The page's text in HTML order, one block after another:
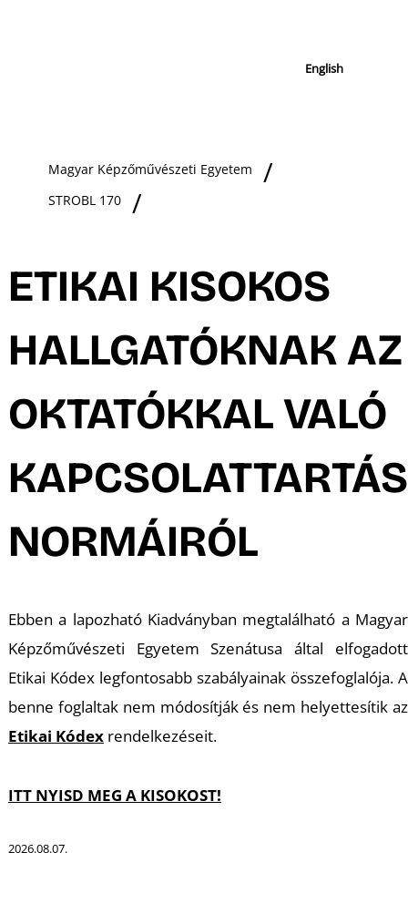
English
Magyar Képzőművészeti Egyetem
STROBL 170
ETIKAI KISOKOS
HALLGATÓKNAK AZ
OKTATÓKKAL VALÓ
KAPCSOLATTARTÁS
NORMÁIRÓL
Ebben a lapozható Kiadványban megtalálható a Magyar
Képzőművészeti Egyetem Szenátusa által elfogadott
Etikai Kódex legfontosabb szabályainak összefoglalója. A
benne foglaltak nem módosítják és nem helyettesítik az
Etikai Kódexrendelkezéseit.
ITT NYISD MEG A KISOKOST!
2026.08.07.